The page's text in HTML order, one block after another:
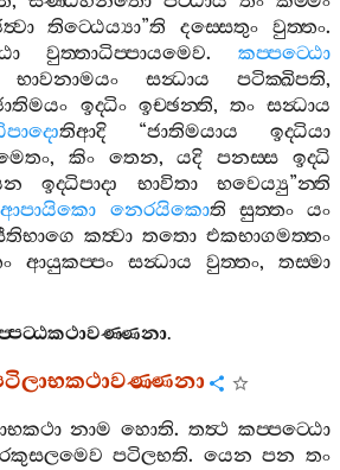
තිට‍්ඨෙය්‍යා”ති දස‍්සෙතුං වුත‍්තං.
වුත‍්තාධිප‍්පායමෙව.කප‍්පට‍්ඨො
භාවනාමයං සන්‍ධාය පටික‍්ඛිපති,
ඉද‍්ධිං ඉච‍්ඡන‍්ති, තං සන්‍ධාය
තිආදි “ජාතිමයාය
ඉද‍්ධියා
, කිං තෙන,යදි පනස‍්ස
ඉද‍්ධි
ඉද‍්ධිපාදා භාවිතා භවෙය්‍යු”න‍්ති
ආපායිකො නෙරයිකොති සුත‍්තං යං
කත්‍වා තතො එකභාගමත‍්තං
ආයුකප‍්පං සන්‍ධාය වුත‍්තං, තස‍්මා
.
නාම හොති.තත්‍ථ කප‍්පට‍්ඨො
පටිලභති. යෙන පන තං